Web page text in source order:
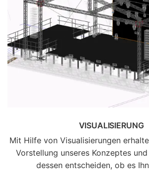
VISUALISIERUNG
Mit Hilfe von Visualisierungen
Vorstellung unseres Konzeptes
dessen entscheiden, ob es